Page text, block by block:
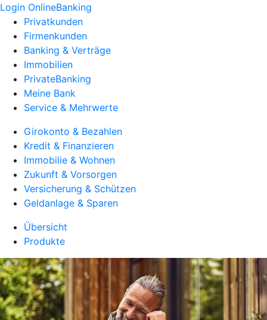
Login OnlineBanking
Privatkunden
Firmenkunden
Banking & Verträge
Immobilien
PrivateBanking
Meine Bank
Service & Mehrwerte
Girokonto & Bezahlen
Kredit & Finanzieren
Immobilie & Wohnen
Zukunft & Vorsorgen
Versicherung & Schützen
Geldanlage & Sparen
Übersicht
Produkte